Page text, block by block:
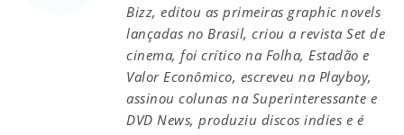
Bizz, editou as primeiras graphic novels
lançadas no Brasil, criou a revista Set de
cinema, foi crítico na Folha, Estadão e
Valor Econômico, escreveu na Playboy,
assinou colunas na Superinteressante e
DVD News, produziu discos indies e é